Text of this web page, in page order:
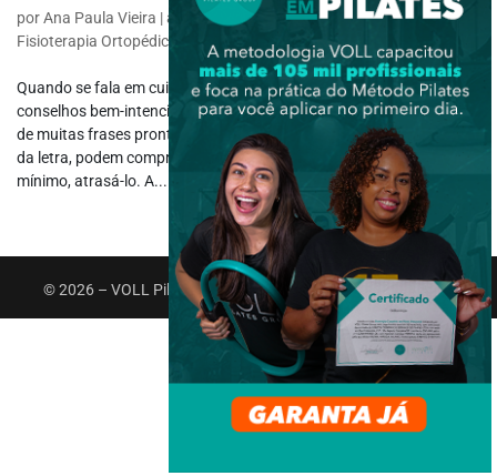
porAna Paula Vieira |abr 28, 2025| Fisioterapia Específica
Fisioterapia Ortopédica
Quando se fala em cuidados com a escoliose, é comum ouvir
conselhos bem-intencionados, mas nem sempre corretos. Por trás
de muitas frases prontas, há informações que, se seguidas ao pé
da letra, podem comprometer o progresso do tratamento, ou, no
mínimo, atrasá-lo. A...
© 2026 – VOLL Pilates Group. Todos os direitos reservados.